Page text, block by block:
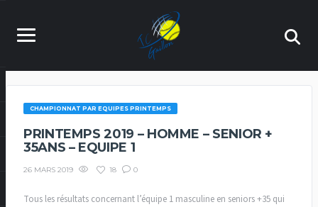
CHAMPIONNAT PAR EQUIPES PRINTEMPS
PRINTEMPS 2019 – HOMME – SENIOR +
35ANS – EQUIPE 1
26 MARS 2019 18 0
Tous les résultats concernant l’équipe 1 masculine en seniors +35 qui